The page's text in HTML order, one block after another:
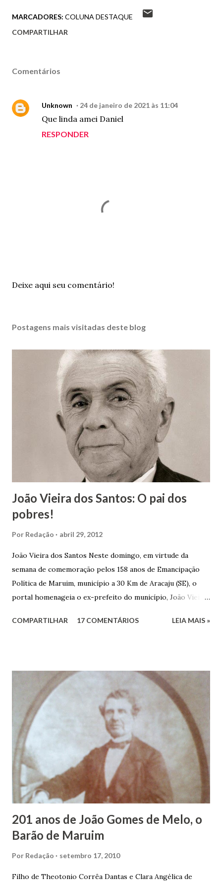
MARCADORES: COLUNA DESTAQUE
COMPARTILHAR
Comentários
Unknown 24 de janeiro de 2021 às 11:04
Que linda amei Daniel
RESPONDER
P
a
u
Deixe aqui seu comentário!
Postagens mais visitadas deste blog
João Vieira dos Santos: O pai dos
pobres!
Por Redação abril 29, 2012
João Vieira dos Santos Neste domingo, em virtude da
semana de comemoração pelos 158 anos de Emancipação
Política de Maruim, município a 30 Km de Aracaju (SE), o
portal homenageia o ex-prefeito do município, João Vieira
Vieira dos Santos e Arlinda Barroso dos Santos, nasceu em
infância pobre, João Vieira não pôde se dedicar aos
estudos, e então passou a colocar o trabalho em primeiro
plano para auxiliar na renda familiar. No comércio foi
garçon, dono de bar, de armarinho e depois de uma
panificação. “Ao contrário de muitos, que renegam suas
raízes e procuram obscurecer seu passado, orgulhava-se
em defender o pão como garçon, tendo incontáveis vezes
que trabalhar copiosamente fora de seu horário normal em
trocas de gorjetas que c...
COMPARTILHAR 17 COMENTÁRIOS LEIA MAIS »
201 anos de João Gomes de Melo, o
Barão de Maruim
Por Redação setembro 17, 2010
Filho de Theotonio Corrêa Dantas e Clara Angélica de